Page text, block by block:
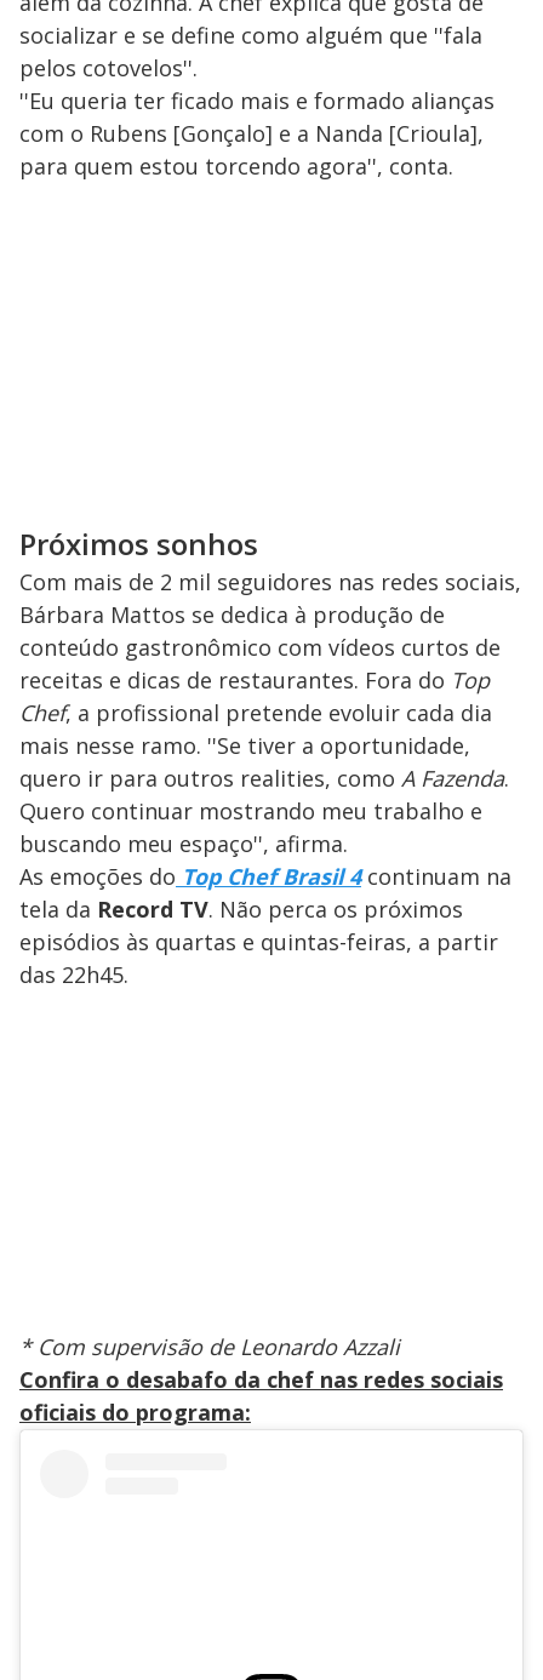
socializar e se define como alguém que ''fala
pelos cotovelos''.
''Eu queria ter ficado mais e formado alianças
com o Rubens [Gonçalo] e a Nanda [Crioula],
para quem estou torcendo agora'', conta.
Próximos sonhos
Com mais de 2 mil seguidores nas redes sociais,
Bárbara Mattos se dedica à produção de
conteúdo gastronômico com vídeos curtos de
receitas e dicas de restaurantes. Fora do Top
Chef, a profissional pretende evoluir cada dia
mais nesse ramo. ''Se tiver a oportunidade,
quero ir para outros realities, como A Fazenda.
Quero continuar mostrando meu trabalho e
buscando meu espaço'', afirma.
As emoções do Top Chef Brasil 4continuam na
tela da Record TV. Não perca os próximos
episódios às quartas e quintas-feiras, a partir
das 22h45.
* Com supervisão de Leonardo Azzali
Confira o desabafo da chef nas redes sociais
oficiais do programa: